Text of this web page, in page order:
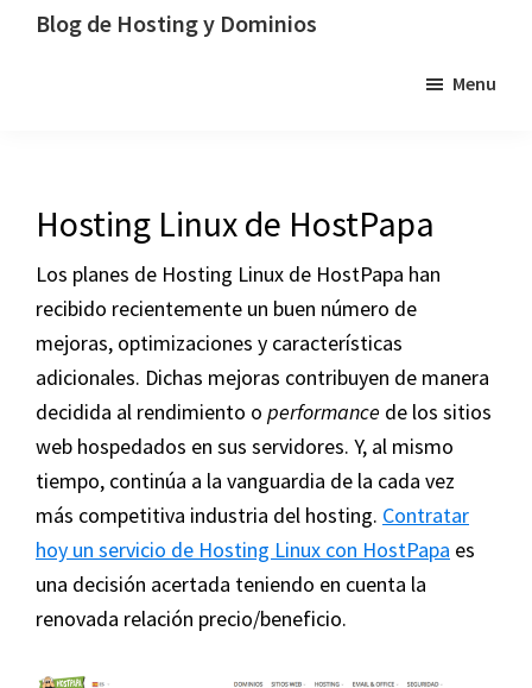
Saltar
Saltar
SaltarBlog de Hosting y Dominios
los
dominios
tecnología
Menu
Hosting Linux de HostPapa
Los planes de Hosting Linux de HostPapa han
recibido recientemente un buen número de
mejoras, optimizaciones y características
adicionales. Dichas mejoras contribuyen de manera
decidida al rendimiento o performance de los sitios
web hospedados en sus servidores. Y, al mismo
tiempo, continúa a la vanguardia de la cada vez
más competitiva industria del hosting. Contratar
hoy un servicio de Hosting Linux con HostPapa es
una decisión acertada teniendo en cuenta la
renovada relación precio/beneficio.